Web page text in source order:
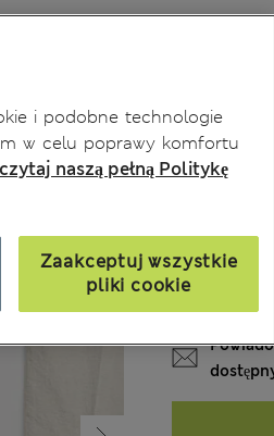
KOLOR:
ROZMIAR
i podobne technologie
w celu poprawy komfortu
naszą pełną Politykę
Zaakceptuj wszystkie
pliki cookie